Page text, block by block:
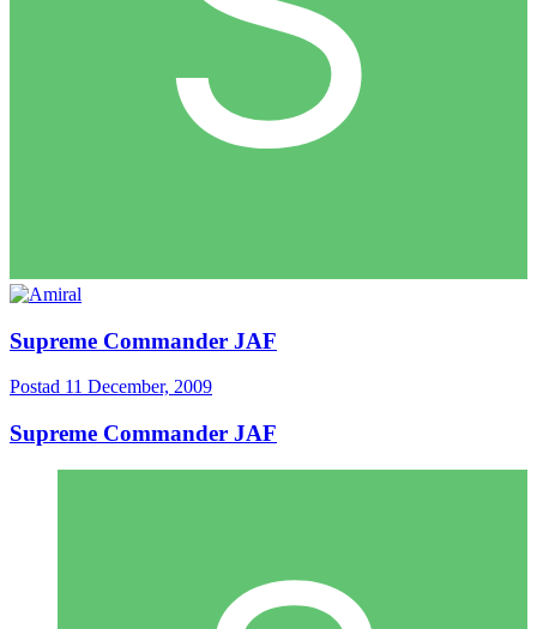
Supreme Commander JAF
Postad 11 December, 2009
Supreme Commander JAF